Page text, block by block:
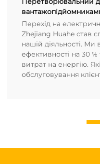
Перехід на
Zhejiang Huahe став
нашій діяльності. Ми
ефективності на 30
витрат на енергію.
обслуговування